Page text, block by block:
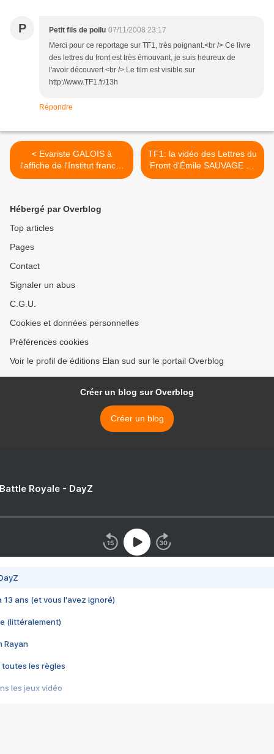
P Petit fils de poilu 07/11/2008 23:17
Merci pour ce reportage sur TF1, très poignant.<br /> Ce livre
des lettres du front est très émouvant, je suis heureux de
l'avoir découvert.<br /> Le film est visible sur
http://www.TF1.fr/13h
Répondre
< Evariste GALOIS à
l'affiche de l'Institut franco-
japonais de Tokyo
TF1: la vidéo des Lettres du
Front d'Émile SAUVAGE au
13H chez Pernaud >
Hébergé par Overblog
Top articles
Pages
Contact
Signaler un abus
C.G.U.
Cookies et données personnelles
Préférences cookies
Voir le profil de éditions Elan sud sur le portail Overblog
Créer un blog sur Overblog
Créer un blog
Royale - DayZ
13 ans (et vous l'avez ignoré)
(littéralement)
Rayan
toutes les règles
les jeux vidéo